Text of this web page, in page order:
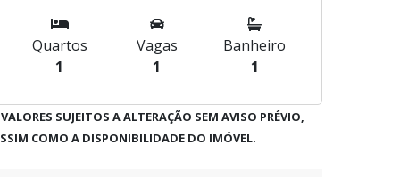
Quartos
1
Vagas
1
Banheiro
1
SUJEITOS A ALTERAÇÃO SEM AVISO PRÉVIO,
COMO A DISPONIBILIDADE DO IMÓVEL.